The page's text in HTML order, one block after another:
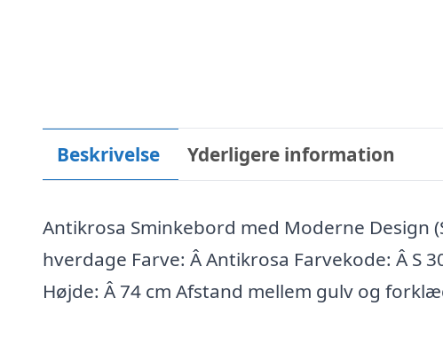
Beskrivelse Yderligere information
Antikrosa Sminkebord med Moderne Design
hverdage Farve: Â Antikrosa Farvekode: Â S
Højde: Â 74 cm Afstand mellem gulv og